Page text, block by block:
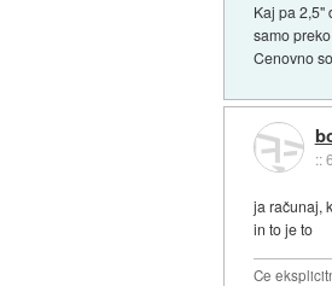
Kaj pa 2,5"
samo
Cenovno
::
ja računaj,
in to je to
Ce